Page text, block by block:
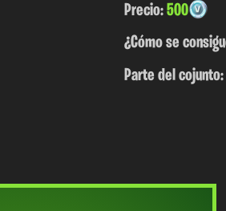
Precio:500
¿Cómo se
Parte del cojunto: